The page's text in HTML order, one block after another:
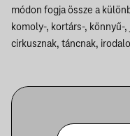
módon fogja össze a
komoly-, kortárs-, könnyű-
cirkusznak, táncnak,